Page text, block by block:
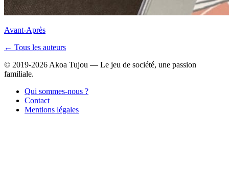
Avant-Après
← Tous les auteurs
© 2019-2026 Akoa Tujou — Le jeu de société, une passion
familiale.
Qui sommes-nous ?
Contact
Mentions légales